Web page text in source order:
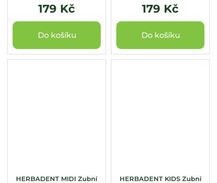
179 Kč
Do košíku
179 Kč
Do košíku
HERBADENT MIDI Zubní
HERBADENT KIDS Zubní